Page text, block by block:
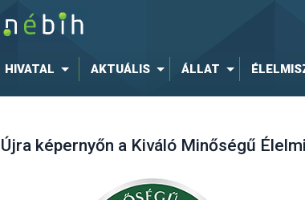
HIVATAL AKTUÁLIS ÁLLAT
Újra képernyőn a Kiváló Minőségű